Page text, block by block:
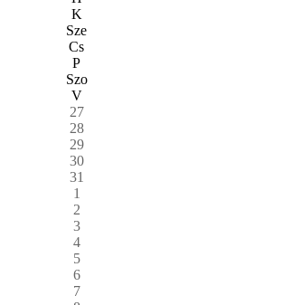
K
Sze
Cs
P
Szo
V
27
28
29
30
31
1
2
3
4
5
6
7